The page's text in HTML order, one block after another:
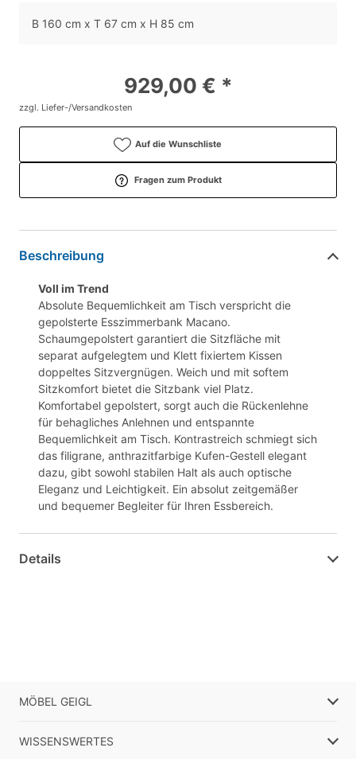
B 160 cm x T 67 cm x H 85 cm
929,00 € *
zzgl. Liefer-/Versandkosten
Auf die Wunschliste
Fragen zum Produkt
Beschreibung
Voll im Trend
Absolute Bequemlichkeit am Tisch verspricht die
gepolsterte Esszimmerbank Macano.
Schaumgepolstert garantiert die Sitzfläche mit
separat aufgelegtem und Klett fixiertem Kissen
doppeltes Sitzvergnügen. Weich und mit softem
Sitzkomfort bietet die Sitzbank viel Platz.
Komfortabel gepolstert, sorgt auch die Rückenlehne
für behagliches Anlehnen und entspannte
Bequemlichkeit am Tisch. Kontrastreich schmiegt sich
das filigrane, anthrazitfarbige Kufen-Gestell elegant
dazu, gibt sowohl stabilen Halt als auch optische
Eleganz und Leichtigkeit. Ein absolut zeitgemäßer
und bequemer Begleiter für Ihren Essbereich.
Details
MÖBEL GEIGL
WISSENSWERTES